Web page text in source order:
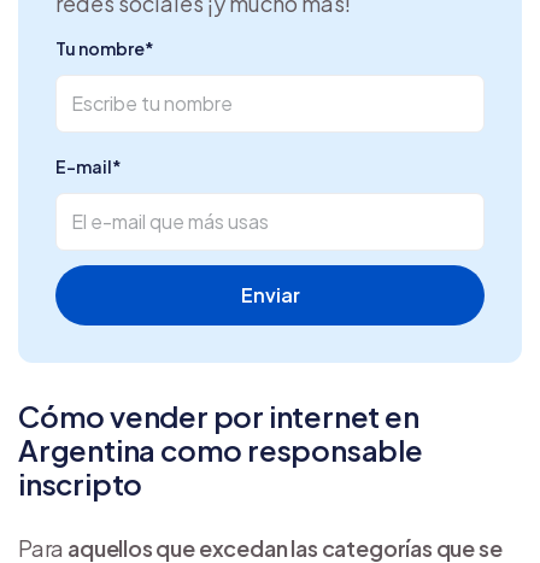
Tu nombre*
E-mail*
Cómo vender por internet en
Argentina como responsable
inscripto
Para aquellos que excedan las categorías que se